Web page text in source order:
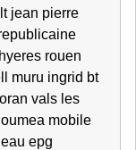
jean pierre
rouen
muru ingrid bt
vals les
mobile
epg